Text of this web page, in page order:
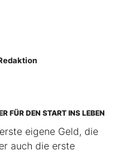
FÜR DEN START INS LEBEN
eigene Geld, die
auch die erste